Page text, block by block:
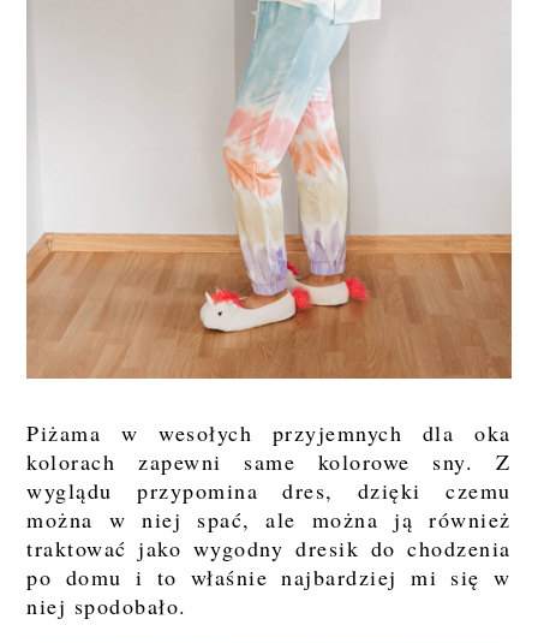
Piżama w wesołych przyjemnych dla oka
kolorach zapewni same kolorowe sny. Z
wyglądu przypomina dres, dzięki czemu
można w niej spać, ale można ją również
traktować jako wygodny dresik do chodzenia
po domu i to właśnie najbardziej mi się w
niej spodobało.